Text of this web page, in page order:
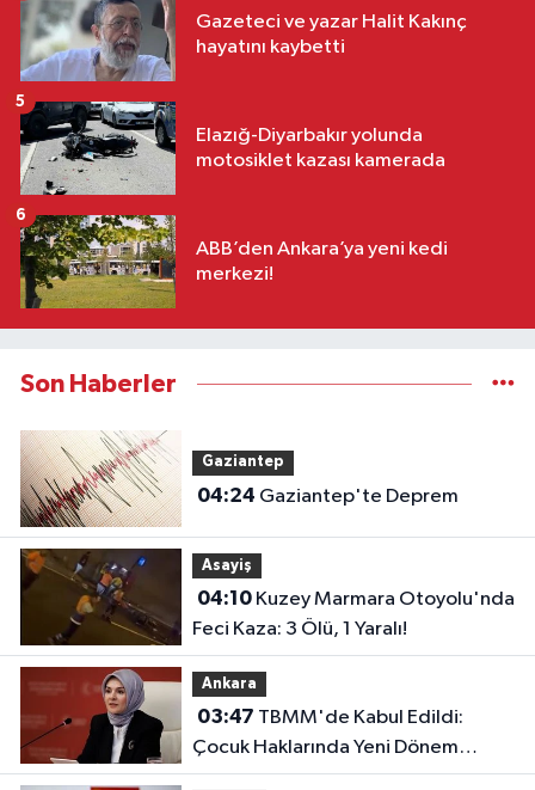
Gazeteci ve yazar Halit Kakınç
hayatını kaybetti
Elazığ-Diyarbakır yolunda
motosiklet kazası kamerada
5
ABB’den Ankara’ya yeni kedi
merkezi!
6
Son Haberler
Gaziantep
04:24 Gaziantep'te Deprem
Asayiş
04:10Kuzey Marmara Otoyolu'nda
Feci Kaza: 3 Ölü, 1 Yaralı!
Ankara
03:47
Çocuk Haklarında Yeni Dönem
Başlıyor!